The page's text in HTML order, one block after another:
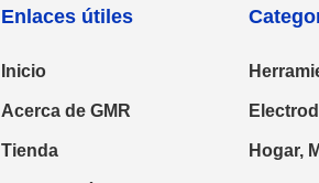
Enlaces útiles
Inicio
Acerca de GMR
Tienda Hogar,